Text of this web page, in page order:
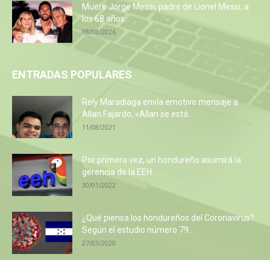
Muere Jorge Messi, padre de Lionel Messi, a
los 68 años...
08/08/2026
ENTRADAS POPULARES
Rely Maradiaga envía emotivo mensaje a
Allan Fajardo, «Allan se está...
11/08/2021
Por primera vez, un hondureño asumirá la
gerencia de la EEH
30/01/2022
¿Qué piensa los hondureños del Coronavirus?
Según el estudio número 79...
27/03/2020